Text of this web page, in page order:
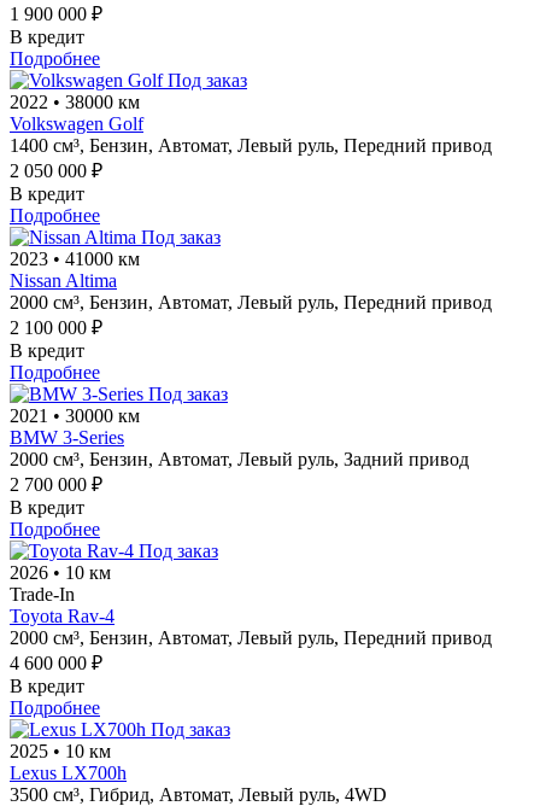
1 900 000 ₽
В кредит
Подробнее
Под заказ
2022 • 38000 км
Volkswagen Golf
1400 см³, Бензин, Автомат, Левый руль, Передний привод
2 050 000 ₽
В кредит
Подробнее
Под заказ
2023 • 41000 км
Nissan Altima
2000 см³, Бензин, Автомат, Левый руль, Передний привод
2 100 000 ₽
В кредит
Подробнее
Под заказ
2021 • 30000 км
BMW 3-Series
2000 см³, Бензин, Автомат, Левый руль, Задний привод
2 700 000 ₽
В кредит
Подробнее
Под заказ
2026 • 10 км
Trade-In
Toyota Rav-4
2000 см³, Бензин, Автомат, Левый руль, Передний привод
4 600 000 ₽
В кредит
Подробнее
Под заказ
2025 • 10 км
Lexus LX700h
3500 см³, Гибрид, Автомат, Левый руль, 4WD